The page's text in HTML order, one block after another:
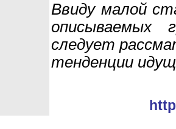
Ввиду малой
описываемых
следует
тенденции